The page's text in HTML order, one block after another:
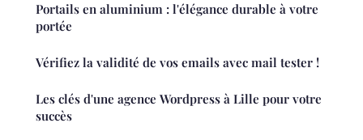
Portails en aluminium : l'élégance durable à votre
portée
Vérifiez la validité de vos emails avec mail tester !
Les clés d'une agence Wordpress à Lille pour votre
succès